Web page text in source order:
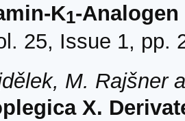
K1-
25, Issue 1, pp.
M. Rajšner
X.